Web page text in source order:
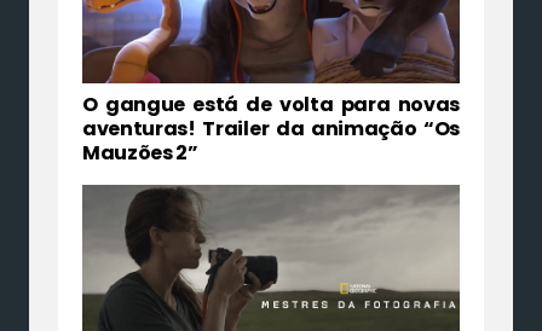
O gangue está de volta para novas
aventuras! Trailer da animação “Os
Mauzões 2”